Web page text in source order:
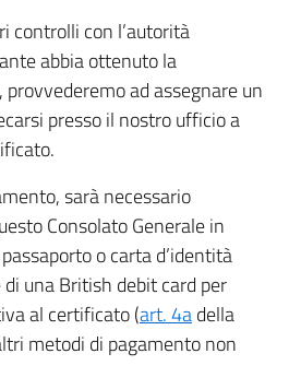
controlli con l’autorità
abbia ottenuto la
ad assegnare un
presso il nostro ufficio a
sarà necessario
Consolato Generale in
o carta d’identità
una British debit card per
al certificato (art. 4adella
metodi di pagamento non